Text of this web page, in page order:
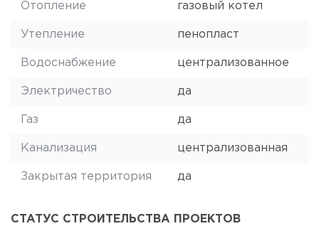
Отопление газовый котел
Утепление пенопласт
Водоснабжение централизованное
Электричество да
Газ да
Канализация централизованная
Закрытая территория да
СТАТУС СТРОИТЕЛЬСТВА ПРОЕКТОВ